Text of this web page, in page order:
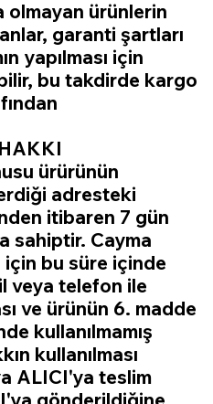
olmayan ürünlerin
garanti şartları
yapılması için
bu takdirde kargo
ürürünün
adresteki
itibaren 7 gün
sahiptir. Cayma
için bu süre içinde
veya telefon ile
ve ürünün 6. madde
kullanılmamış
kullanılması
ALICI'ya teslim